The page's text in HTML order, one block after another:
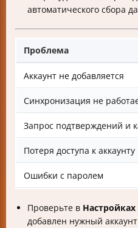
автоматического сбора
Проблема
Аккаунт не добавляется
Синхронизация не
Запрос подтверждений и
Потеря доступа к аккаунту
Ошибки с паролем
Проверьте в
добавлен нужный